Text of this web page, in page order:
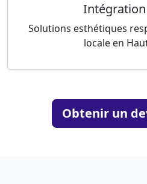
Solutions esthétiques
locale en
Obtenir un